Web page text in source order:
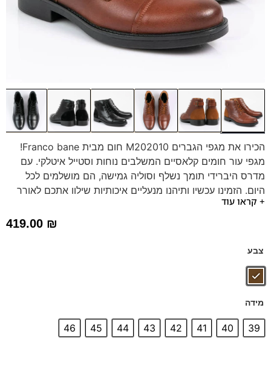
הכירו את מגפי הגברים M202010 חום מבית Franco bane!
מגפי עור חומים קלאסיים המשלבים נוחות וסטייל איטלקי. עם
מדרס היברידי תומך נשלף וסוליה גמישה, הם מושלמים לכל
היום. הזמינו עכשיו ותיהנו מנעליים איכותיות שילוו אתכם לאורך
זמן.
+ קראו עוד
419.00 ₪
צבע
מידה
39
40
41
42
43
44
45
46